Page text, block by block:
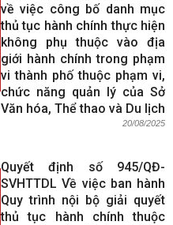
về việc công bố danh mục
thủ tục hành chính thực hiện
không phụ thuộc vào địa
giới hành chính trong phạm
vi thành phố thuộc phạm vi,
chức năng quản lý của Sở
Văn hóa, Thể thao và Du lịch
20/08/2025
Quyết định số 945/QĐ-
SVHTTDL Về việc ban hành
Quy trình nội bộ giải quyết
thủ tục hành chính thuộc